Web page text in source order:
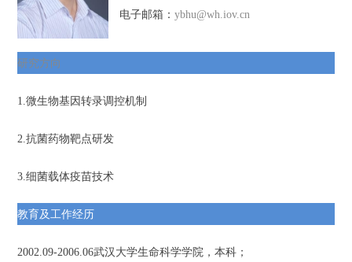
电子邮箱：ybhu@wh.iov.cn
研究方向
1.微生物基因转录调控机制
2.抗菌药物靶点研发
3.细菌载体疫苗技术
教育及工作经历
2002.09-2006.06武汉大学生命科学学院，本科；